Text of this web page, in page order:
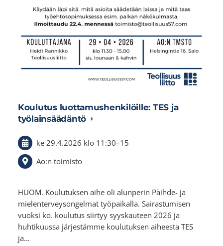
Koulutus luottamushenkilöille: TES ja
työlainsäädäntö
ke 29.4.2026 klo 11:30–15
Ao:n toimisto
HUOM. Koulutuksen aihe oli alunperin Päihde- ja
mielenterveysongelmat työpaikalla. Sairastumisen
vuoksi ko. koulutus siirtyy syyskauteen 2026 ja
huhtikuussa järjestämme koulutuksen aiheesta TES
ja…